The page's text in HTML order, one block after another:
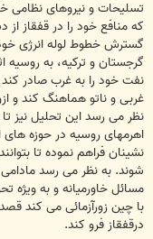
تسلیحات و نیروهای
که منافع خود را در قفقاز
گسترش خطوط لوله انرژی
گرجستان و ترکیه، به روسیه
نفت خود را به غرب صادر
غربی و ناتو هماهنگ کند و
نظر می رسد این تحلیل نیز
اهرمهای روسیه در حوزه های
نشینان فراهم نموده تا
شوند. به نظر می رسد
مسائل خاورمیانه و به ویژه
با چین زورآزمائی می کند
درقفقاز فرو کند.